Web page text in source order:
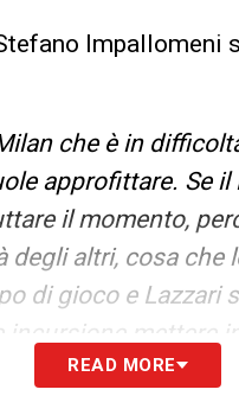
Impallomeni
che è in
approfittare. Se
il momento,
degli altri, cosa che
di gioco e Lazzari
mettere
fa la Lazio, il Milan
READ MORE